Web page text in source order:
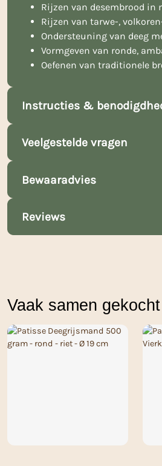
Rijzen van desembrood
Rijzen van tarwe-,
Ondersteuning van deeg
Vormgeven van ronde,
Oefenen van traditionele
Instructies &
Veelgestelde vragen
Bewaaradvies
Reviews
Vaak samen